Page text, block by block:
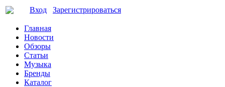
Вход Зарегистрироваться
Главная
Новости
Обзоры
Статьи
Музыка
Бренды
Каталог